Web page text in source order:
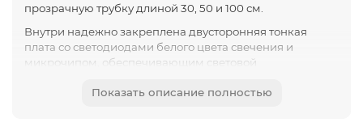
прозрачную трубку длиной 30, 50 и 100 см.
Внутри надежно закреплена двусторонняя тонкая
плата со светодиодами белого цвета свечения и
микрочипом, обеспечивающим световой
оснащена стандартным цоколем e27, что позволяет ее
Показать описание полностью